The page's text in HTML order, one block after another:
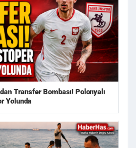
Transfer Bombası! Polonyalı
Yolunda